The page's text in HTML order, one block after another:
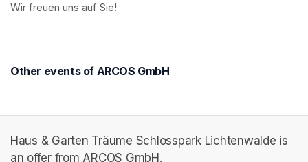
Wir freuen uns auf Sie!
Other events of ARCOS GmbH
Haus & Garten Träume Schlosspark Lichtenwalde is
an offer from ARCOS GmbH.